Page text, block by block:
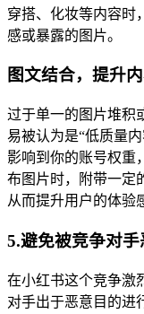
穿搭、化妆等内容时
感或暴露的图片。
图文结合，提升内
过于单一的图片堆积
易被认为是“低质量
影响到你的账号权重
布图片时，附带一定
从而提升用户的体验
5.避免被竞争对手
在小红书这个竞争激
对手出于恶意目的进